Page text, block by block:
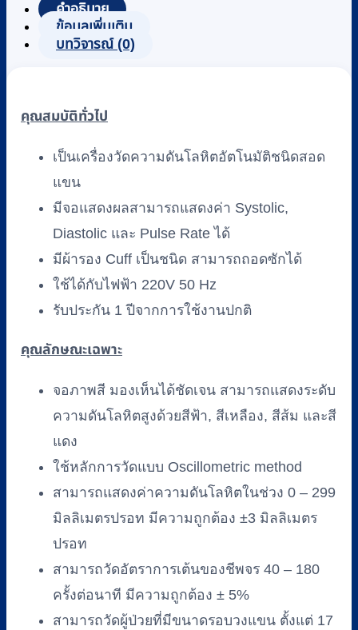
อัตโนมัติ
แบบ
Omron
HBP-
9031
เข็น
โต๊ะ
วาง
(จอสี)
คำอธิบาย
ข้อมูลเพิ่มเติม
บทวิจารณ์ (0)
คุณสมบัติทั่วไป
เป็นเครื่องวัดความดันโลหิตอัตโนมัติชนิดสอด
แขน
มีจอแสดงผลสามารถแสดงค่า Systolic,
Diastolic และ Pulse Rate ได้
มีผ้ารอง Cuff เป็นชนิด สามารถถอดซักได้
ใช้ได้กับไฟฟ้า 220V 50 Hz
รับประกัน 1 ปีจากการใช้งานปกติ
คุณลักษณะเฉพาะ
จอภาพสี มองเห็นได้ชัดเจน สามารถแสดงระดับ
ความดันโลหิตสูงด้วยสีฟ้า, สีเหลือง, สีส้ม และสี
แดง
ใช้หลักการวัดแบบ Oscillometric method
สามารถแสดงค่าความดันโลหิตในช่วง 0 – 299
มิลลิเมตรปรอท มีความถูกต้อง ±3 มิลลิเมตร
ปรอท
สามารถวัดอัตราการเต้นของชีพจร 40 – 180
ครั้งต่อนาที มีความถูกต้อง ± 5%
สามารถวัดผู้ป่วยที่มีขนาดรอบวงแขน ตั้งแต่ 17